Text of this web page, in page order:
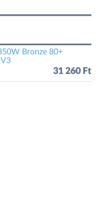
Bronze 80+
31 260 Ft